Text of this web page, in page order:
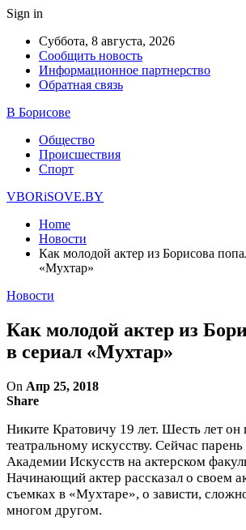
Sign in
Суббота, 8 августа, 2026
Сообщить новость
Информационное партнерство
Обратная связь
В Борисове
Общество
Происшествия
Спорт
VBORiSOVE.BY
Home
Новости
Как молодой актер из Борисова
«Мухтар»
Новости
Как молодой актер из
в сериал «Мухтар»
On Апр 25, 2018
Share
Никите Кратовичу 19 лет. Шесть лет он
театральному искусству. Сейчас парень
Академии Искусств на актерском
Начинающий актер рассказал о своем
съемках в «Мухтаре», о зависти,
многом другом.